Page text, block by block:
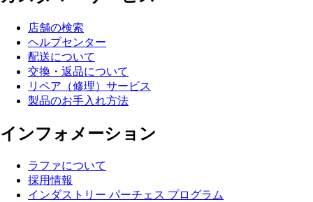
店舗の検索
ヘルプセンター
配送について
交換・返品について
リペア（修理）サービス
製品のお手入れ方法
インフォメーション
ラファについて
採用情報
インダストリー パーチェス プログラム